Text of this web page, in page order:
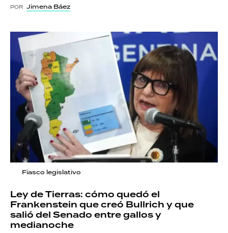
POR Jimena Báez
Fiasco legislativo
Ley de Tierras: cómo quedó el
Frankenstein que creó Bullrich y que
salió del Senado entre gallos y
medianoche